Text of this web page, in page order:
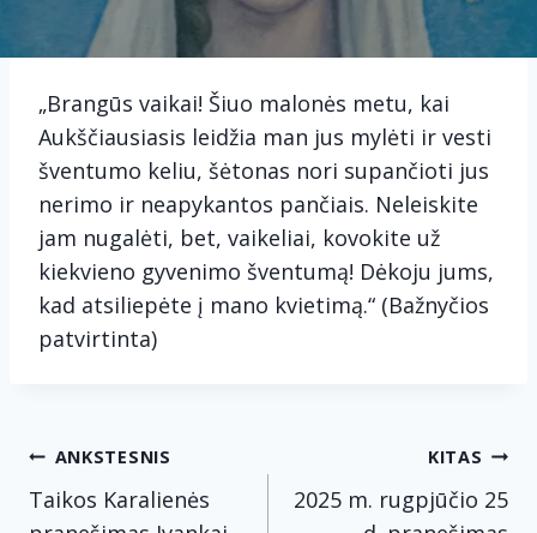
„Brangūs vaikai! Šiuo malonės metu, kai
Aukščiausiasis leidžia man jus mylėti ir vesti
šventumo keliu, šėtonas nori supančioti jus
nerimo ir neapykantos pančiais. Neleiskite
jam nugalėti, bet, vaikeliai, kovokite už
kiekvieno gyvenimo šventumą! Dėkoju jums,
kad atsiliepėte į mano kvietimą.“ (Bažnyčios
patvirtinta)
Navigacija
tarp
ANKSTESNIS
Taikos Karalienės
KITAS
2025 m. rugpjūčio 25